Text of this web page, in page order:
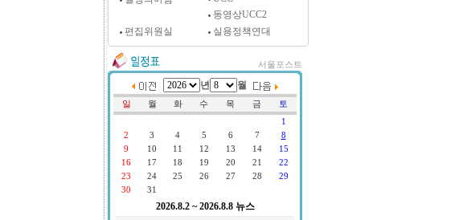
동영상UCC2
편집위원실
실용정책연대
서울포스트